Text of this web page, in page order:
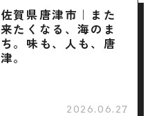
佐賀県唐津市｜また
来たくなる、海のま
ち。味も、人も、唐
津。
2026.06.27